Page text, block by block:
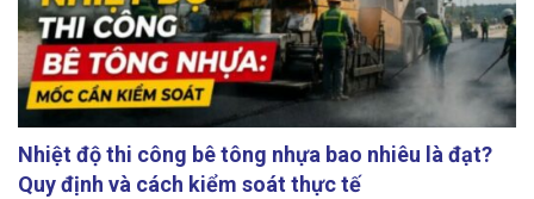
Nhiệt độ thi công bê tông nhựa bao nhiêu là đạt?
Quy định và cách kiểm soát thực tế